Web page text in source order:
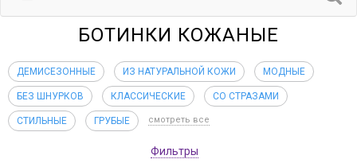
БОТИНКИ КОЖАНЫЕ
ДЕМИСЕЗОННЫЕ ИЗ НАТУРАЛЬНОЙ КОЖИ МОДНЫЕ
БЕЗ ШНУРКОВ КЛАССИЧЕСКИЕ СО СТРАЗАМИ
СТИЛЬНЫЕ ГРУБЫЕ смотреть все
Фильтры